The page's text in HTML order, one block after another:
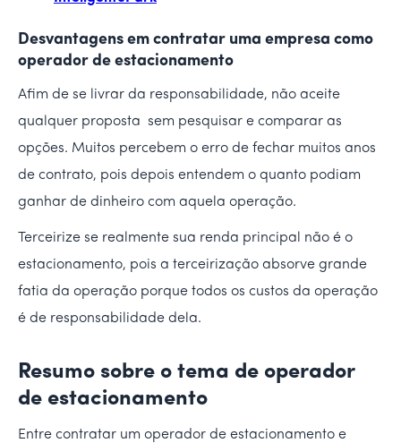
Desvantagens em contratar uma empresa como
operador de estacionamento
Afim de se livrar da responsabilidade, não aceite
qualquer proposta sem pesquisar e comparar as
opções. Muitos percebem o erro de fechar muitos anos
de contrato, pois depois entendem o quanto podiam
ganhar de dinheiro com aquela operação.
Terceirize se realmente sua renda principal não é o
estacionamento, pois a terceirização absorve grande
fatia da operação porque todos os custos da operação
é de responsabilidade dela.
Resumo sobre o tema de operador
de estacionamento
Entre contratar um operador de estacionamento e